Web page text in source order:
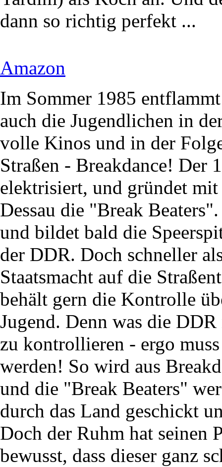
dann so richtig perfekt ...
Amazon
Im Sommer 1985
auch die Jugendlichen in
volle Kinos und in der
Straßen - Breakdance! Der
elektrisiert, und gründet
Dessau die "Break
und bildet bald die
der DDR. Doch schneller
Staatsmacht auf die
behält gern die Kontrolle
Jugend. Denn was die
zu kontrollieren - ergo
werden! So wird aus
und die "Break Beaters"
durch das Land geschickt
Doch der Ruhm hat seinen
bewusst, dass dieser ganz